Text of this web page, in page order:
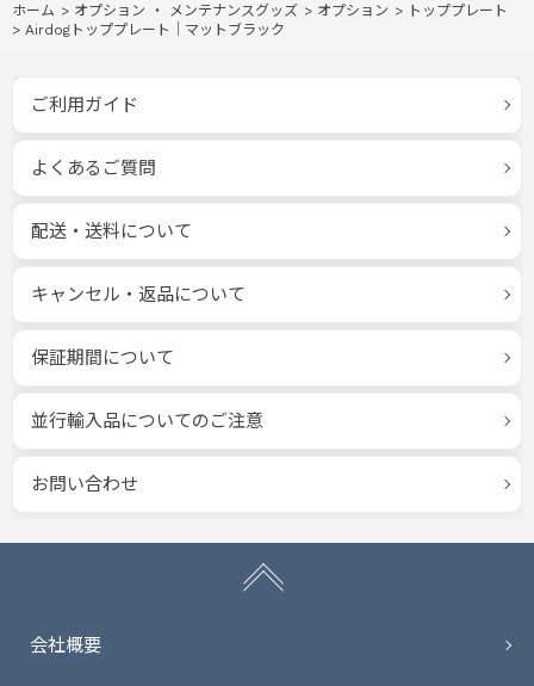
ホーム > オプション ・ メンテナンスグッズ > オプション > トッププレート
> Airdogトッププレート｜マットブラック
ご利用ガイド
よくあるご質問
配送・送料について
キャンセル・返品について
保証期間について
並行輸入品についてのご注意
お問い合わせ
会社概要